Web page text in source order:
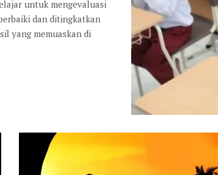
untuk mengevaluasi
dan ditingkatkan
yang memuaskan di